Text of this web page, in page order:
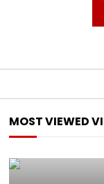
MOST VIEWED